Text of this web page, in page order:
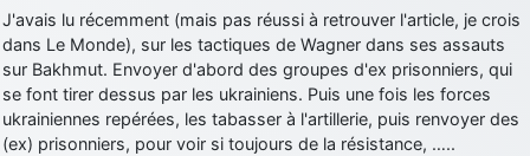
d9pouces: Joyeux Noël à tous !
d9pouces
: mais tu peux tenter l'un des rares lycées militaires
comme le Prytanée dans la Sarthe, ça ne peut pas faire de mal !
d9pouces: C'est plutôt après le lycée, voire après une prépa
scientifique, tu as donc encore un peu de temps devant toi
J'avais lu récemment (mais pas réussi à retrouver l'article, je crois
dans Le Monde), sur les tactiques de Wagner dans ses assauts
sur Bakhmut. Envoyer d'abord des groupes d'ex prisonniers, qui
se font tirer dessus par les ukrainiens. Puis une fois les forces
ukrainiennes repérées, les tabasser à l'artillerie, puis renvoyer des
(ex) prisonniers, pour voir si toujours de la résistance, …..